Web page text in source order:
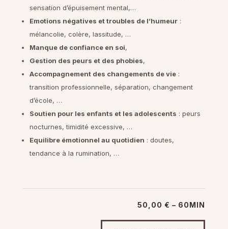
sensation d’épuisement mental,…
Emotions négatives et troubles de l’humeur:
mélancolie, colère, lassitude, …
Manque de confiance en soi,
Gestion des peurs et des phobies,
Accompagnement des changements de vie:
transition professionnelle, séparation, changement
d’école, …
Soutien pour les enfants et les adolescents : peurs
nocturnes, timidité excessive, …
Equilibre émotionnel au quotidien : doutes,
tendance à la rumination, …
50,00 € – 60MIN